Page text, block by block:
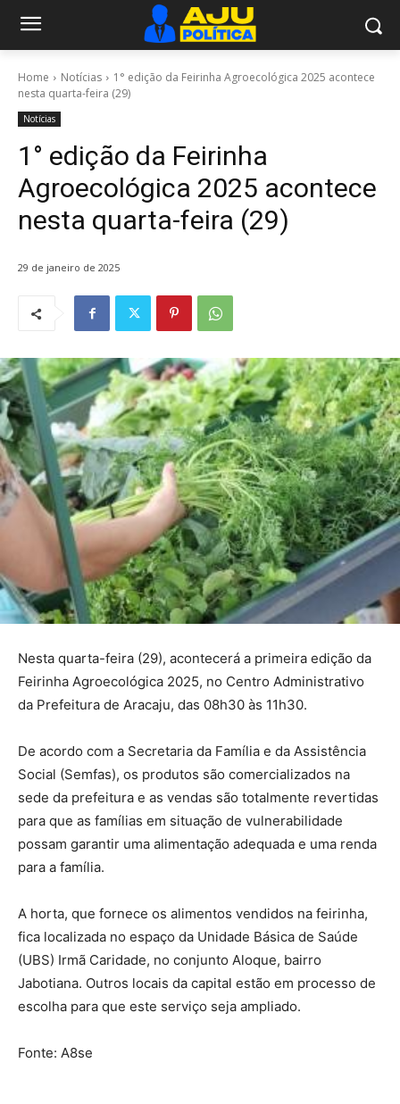
Home Notícias
1° edição da Feirinha Agroecológica 2025 acontece
nesta quarta-feira (29)
Notícias
1° edição da Feirinha
Agroecológica 2025 acontece
nesta quarta-feira (29)
29 de janeiro de 2025
Nesta quarta-feira (29), acontecerá a primeira edição da
Feirinha Agroecológica 2025, no Centro Administrativo
da Prefeitura de Aracaju, das 08h30 às 11h30.
De acordo com a Secretaria da Família e da Assistência
Social (Semfas), os produtos são comercializados na
sede da prefeitura e as vendas são totalmente revertidas
para que as famílias em situação de vulnerabilidade
possam garantir uma alimentação adequada e uma renda
para a família.
A horta, que fornece os alimentos vendidos na feirinha,
fica localizada no espaço da Unidade Básica de Saúde
(UBS) Irmã Caridade, no conjunto Aloque, bairro
Jabotiana. Outros locais da capital estão em processo de
escolha para que este serviço seja ampliado.
Fonte: A8se